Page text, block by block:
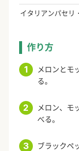
イタリアンパセリ
作り方
メロンとモ
る。
メロン、モ
べる。
ブラックペ